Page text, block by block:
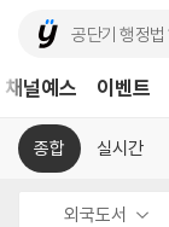
채널예스 이벤트
종합 실시간
외국도서